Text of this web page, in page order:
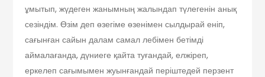
ұмытып, жүдеген жанымның жалындап түлегенін анық
сезіндім. Өзім деп өзегіме өзенімен сылдырай еніп,
сағынған сайын далам самал лебімен бетімді
аймалағанда, дүниеге қайта туғандай, елжіреп,
еркелеп сағымымен жуынғандай періштедей перзент